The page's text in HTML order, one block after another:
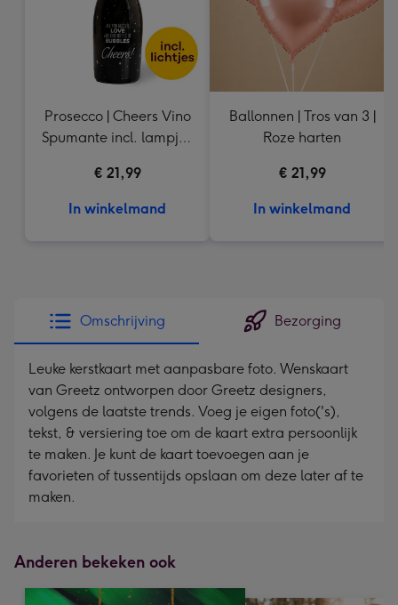
Prosecco | Cheers Vino
Spumante incl. lampje |
€ 21,99
In winkelmand
Ballonnen | Tros van 3 |
Roze harten
€ 21,99
In winkelmand
Omschrijving Bezorging
Leuke kerstkaart met aanpasbare foto. Wenskaart
van Greetz ontworpen door Greetz designers,
volgens de laatste trends. Voeg je eigen foto('s),
tekst, & versiering toe om de kaart extra persoonlijk
te maken. Je kunt de kaart toevoegen aan je
favorieten of tussentijds opslaan om deze later af te
maken.
Anderen bekeken ook